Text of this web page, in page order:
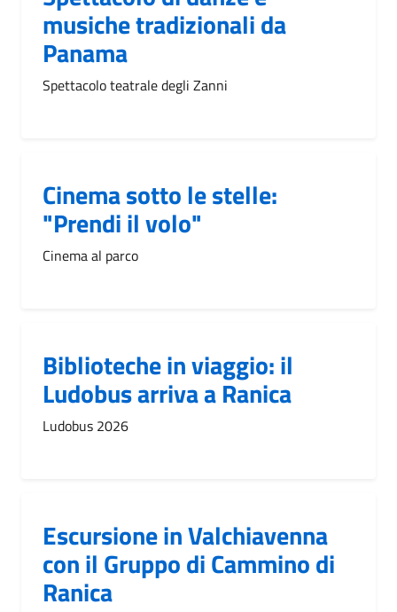
musiche tradizionali da
Panama
Spettacolo teatrale degli Zanni
Cinema sotto le stelle:
"Prendi il volo"
Cinema al parco
Biblioteche in viaggio: il
Ludobus arriva a Ranica
Ludobus 2026
Escursione in Valchiavenna
con il Gruppo di Cammino di
Ranica